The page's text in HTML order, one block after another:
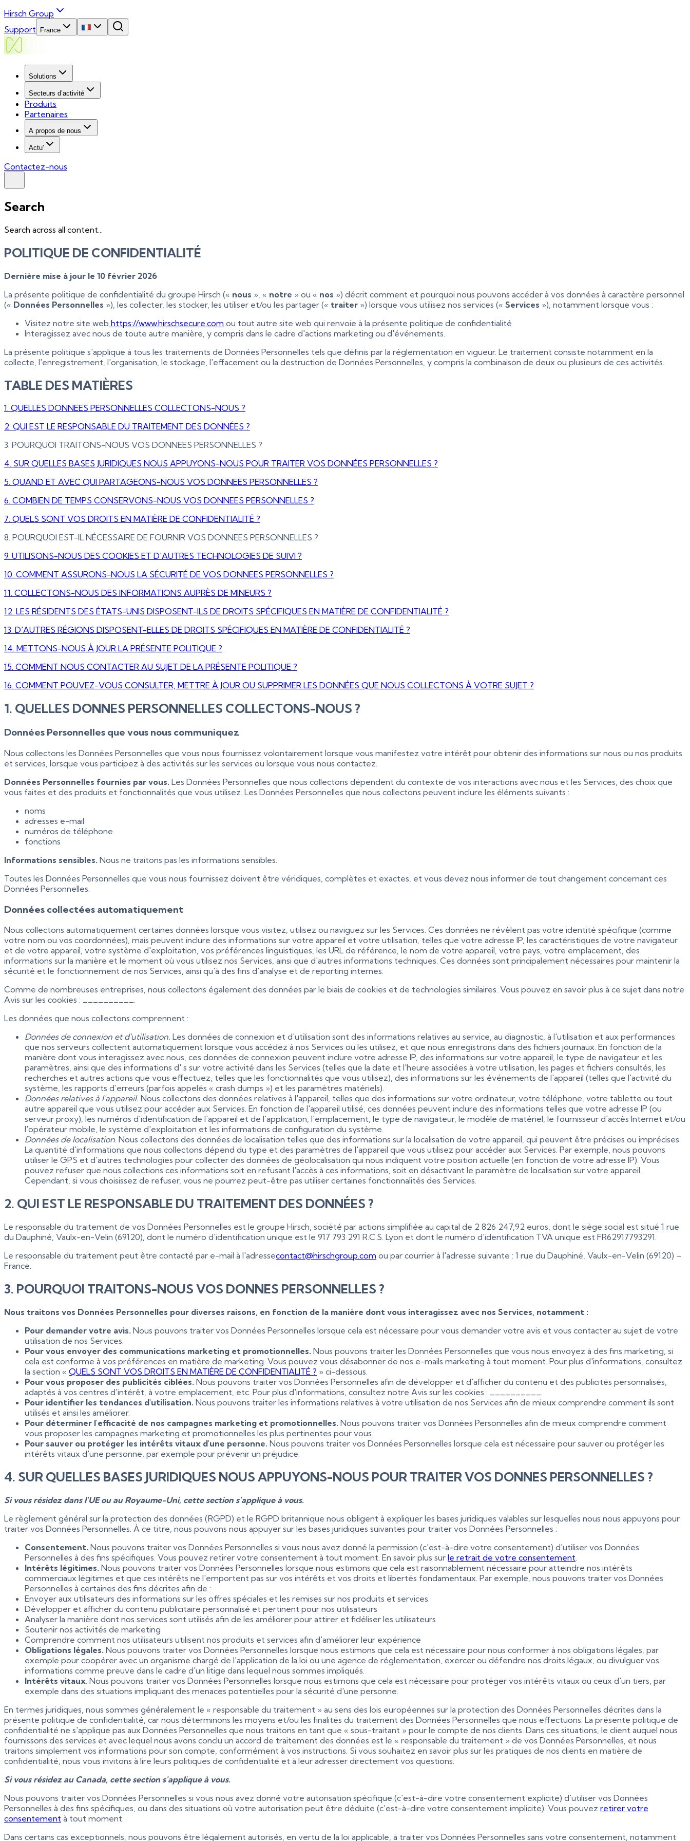
Hirsch Group
Support
France
Solutions
Secteurs d’activité
Produits
Partenaires
A propos de nous
Actu'
Contactez-nous
Search
Search across all content...
POLITIQUE DE CONFIDENTIALITÉ
Dernière mise à jour le 10 février 2026
La présente politique de confidentialité du groupe Hirsch (« nous », « notre » ou « nos ») décrit comment et pourquoi nous pouvons accéder à vos données à caractère personnel
(« Données Personnelles »), les collecter, les stocker, les utiliser et/ou les partager (« traiter ») lorsque vous utilisez nos services (« Services »), notamment lorsque vous :
Visitez notre site web https://www.hirschsecure.com ou tout autre site web qui renvoie à la présente politique de confidentialité
Interagissez avec nous de toute autre manière, y compris dans le cadre d'actions marketing ou d'événements.
La présente politique s'applique à tous les traitements de Données Personnelles tels que définis par la réglementation en vigueur. Le traitement consiste notamment en la
collecte, l'enregistrement, l'organisation, le stockage, l'effacement ou la destruction de Données Personnelles, y compris la combinaison de deux ou plusieurs de ces activités.
TABLE DES MATIÈRES
1. QUELLES DONNEES PERSONNELLES COLLECTONS-NOUS ?
2. QUI EST LE RESPONSABLE DU TRAITEMENT DES DONNÉES ?
3. POURQUOI TRAITONS-NOUS VOS DONNEES PERSONNELLES ?
4. SUR QUELLES BASES JURIDIQUES NOUS APPUYONS-NOUS POUR TRAITER VOS DONNÉES PERSONNELLES ?
5. QUAND ET AVEC QUI PARTAGEONS-NOUS VOS DONNEES PERSONNELLES ?
6. COMBIEN DE TEMPS CONSERVONS-NOUS VOS DONNEES PERSONNELLES ?
7. QUELS SONT VOS DROITS EN MATIÈRE DE CONFIDENTIALITÉ ?
8. POURQUOI EST-IL NÉCESSAIRE DE FOURNIR VOS DONNEES PERSONNELLES ?
9. UTILISONS-NOUS DES COOKIES ET D'AUTRES TECHNOLOGIES DE SUIVI ?
10. COMMENT ASSURONS-NOUS LA SÉCURITÉ DE VOS DONNEES PERSONNELLES ?
11. COLLECTONS-NOUS DES INFORMATIONS AUPRÈS DE MINEURS ?
12. LES RÉSIDENTS DES ÉTATS-UNIS DISPOSENT-ILS DE DROITS SPÉCIFIQUES EN MATIÈRE DE CONFIDENTIALITÉ ?
13. D'AUTRES RÉGIONS DISPOSENT-ELLES DE DROITS SPÉCIFIQUES EN MATIÈRE DE CONFIDENTIALITÉ ?
14. METTONS-NOUS À JOUR LA PRÉSENTE POLITIQUE ?
15. COMMENT NOUS CONTACTER AU SUJET DE LA PRÉSENTE POLITIQUE ?
16. COMMENT POUVEZ-VOUS CONSULTER, METTRE À JOUR OU SUPPRIMER LES DONNÉES QUE NOUS COLLECTONS À VOTRE SUJET ?
1. QUELLES DONNES PERSONNELLES COLLECTONS-NOUS ?
Données Personnelles que vous nous communiquez
Nous collectons les Données Personnelles que vous nous fournissez volontairement lorsque vous manifestez votre intérêt pour obtenir des informations sur nous ou nos produits
et services, lorsque vous participez à des activités sur les services ou lorsque vous nous contactez.
Données Personnelles fournies par vous. Les Données Personnelles que nous collectons dépendent du contexte de vos interactions avec nous et les Services, des choix que
vous faites et des produits et fonctionnalités que vous utilisez. Les Données Personnelles que nous collectons peuvent inclure les éléments suivants :
noms
adresses e-mail
numéros de téléphone
fonctions
Informations sensibles. Nous ne traitons pas les informations sensibles.
Toutes les Données Personnelles que vous nous fournissez doivent être véridiques, complètes et exactes, et vous devez nous informer de tout changement concernant ces
Données Personnelles.
Données collectées automatiquement
Nous collectons automatiquement certaines données lorsque vous visitez, utilisez ou naviguez sur les Services. Ces données ne révèlent pas votre identité spécifique (comme
votre nom ou vos coordonnées), mais peuvent inclure des informations sur votre appareil et votre utilisation, telles que votre adresse IP, les caractéristiques de votre navigateur
et de votre appareil, votre système d'exploitation, vos préférences linguistiques, les URL de référence, le nom de votre appareil, votre pays, votre emplacement, des
informations sur la manière et le moment où vous utilisez nos Services, ainsi que d'autres informations techniques. Ces données sont principalement nécessaires pour maintenir la
sécurité et le fonctionnement de nos Services, ainsi qu'à des fins d'analyse et de reporting internes.
Comme de nombreuses entreprises, nous collectons également des données par le biais de cookies et de technologies similaires. Vous pouvez en savoir plus à ce sujet dans notre
Avis sur les cookies : __________.
Les données que nous collectons comprennent :
Données de connexion et d'utilisation. Les données de connexion et d'utilisation sont des informations relatives au service, au diagnostic, à l'utilisation et aux performances
que nos serveurs collectent automatiquement lorsque vous accédez à nos Services ou les utilisez, et que nous enregistrons dans des fichiers journaux. En fonction de la
manière dont vous interagissez avec nous, ces données de connexion peuvent inclure votre adresse IP, des informations sur votre appareil, le type de navigateur et les
paramètres, ainsi que des informations d' s sur votre activité dans les Services (telles que la date et l'heure associées à votre utilisation, les pages et fichiers consultés, les
recherches et autres actions que vous effectuez, telles que les fonctionnalités que vous utilisez), des informations sur les événements de l'appareil (telles que l'activité du
système, les rapports d'erreurs (parfois appelés « crash dumps ») et les paramètres matériels).
Données relatives à l'appareil. Nous collectons des données relatives à l'appareil, telles que des informations sur votre ordinateur, votre téléphone, votre tablette ou tout
autre appareil que vous utilisez pour accéder aux Services. En fonction de l'appareil utilisé, ces données peuvent inclure des informations telles que votre adresse IP (ou
serveur proxy), les numéros d'identification de l'appareil et de l'application, l'emplacement, le type de navigateur, le modèle de matériel, le fournisseur d'accès Internet et/ou
l'opérateur mobile, le système d'exploitation et les informations de configuration du système.
Données de localisation. Nous collectons des données de localisation telles que des informations sur la localisation de votre appareil, qui peuvent être précises ou imprécises.
La quantité d'informations que nous collectons dépend du type et des paramètres de l'appareil que vous utilisez pour accéder aux Services. Par exemple, nous pouvons
utiliser le GPS et d'autres technologies pour collecter des données de géolocalisation qui nous indiquent votre position actuelle (en fonction de votre adresse IP). Vous
pouvez refuser que nous collections ces informations soit en refusant l'accès à ces informations, soit en désactivant le paramètre de localisation sur votre appareil.
Cependant, si vous choisissez de refuser, vous ne pourrez peut-être pas utiliser certaines fonctionnalités des Services.
2. QUI EST LE RESPONSABLE DU TRAITEMENT DES DONNÉES ?
Le responsable du traitement de vos Données Personnelles est le groupe Hirsch, société par actions simplifiée au capital de 2 826 247,92 euros, dont le siège social est situé 1 rue
du Dauphiné, Vaulx-en-Velin (69120), dont le numéro d'identification unique est le 917 793 291 R.C.S. Lyon et dont le numéro d'identification TVA unique est FR62917793291.
Le responsable du traitement peut être contacté par e-mail à l'adressecontact@hirschgroup.com ou par courrier à l'adresse suivante : 1 rue du Dauphiné, Vaulx-en-Velin (69120) –
France.
3. POURQUOI TRAITONS-NOUS VOS DONNES PERSONNELLES ?
Nous traitons vos Données Personnelles pour diverses raisons, en fonction de la manière dont vous interagissez avec nos Services, notamment :
Pour demander votre avis. Nous pouvons traiter vos Données Personnelles lorsque cela est nécessaire pour vous demander votre avis et vous contacter au sujet de votre
utilisation de nos Services.
Pour vous envoyer des communications marketing et promotionnelles. Nous pouvons traiter les Données Personnelles que vous nous envoyez à des fins marketing, si
cela est conforme à vos préférences en matière de marketing. Vous pouvez vous désabonner de nos e-mails marketing à tout moment. Pour plus d'informations, consultez
la section « QUELS SONT VOS DROITS EN MATIÈRE DE CONFIDENTIALITÉ ? » ci-dessous.
Pour vous proposer des publicités ciblées. Nous pouvons traiter vos Données Personnelles afin de développer et d'afficher du contenu et des publicités personnalisés,
adaptés à vos centres d'intérêt, à votre emplacement, etc. Pour plus d'informations, consultez notre Avis sur les cookies : __________.
Pour identifier les tendances d'utilisation. Nous pouvons traiter les informations relatives à votre utilisation de nos Services afin de mieux comprendre comment ils sont
utilisés et ainsi les améliorer.
Pour déterminer l'efficacité de nos campagnes marketing et promotionnelles. Nous pouvons traiter vos Données Personnelles afin de mieux comprendre comment
vous proposer les campagnes marketing et promotionnelles les plus pertinentes pour vous.
Pour sauver ou protéger les intérêts vitaux d'une personne. Nous pouvons traiter vos Données Personnelles lorsque cela est nécessaire pour sauver ou protéger les
intérêts vitaux d'une personne, par exemple pour prévenir un préjudice.
4. SUR QUELLES BASES JURIDIQUES NOUS APPUYONS-NOUS POUR TRAITER VOS DONNES PERSONNELLES ?
Si vous résidez dans l'UE ou au Royaume-Uni, cette section s'applique à vous.
Le règlement général sur la protection des données (RGPD) et le RGPD britannique nous obligent à expliquer les bases juridiques valables sur lesquelles nous nous appuyons pour
traiter vos Données Personnelles. À ce titre, nous pouvons nous appuyer sur les bases juridiques suivantes pour traiter vos Données Personnelles :
Consentement. Nous pouvons traiter vos Données Personnelles si vous nous avez donné la permission (c'est-à-dire votre consentement) d'utiliser vos Données
Personnelles à des fins spécifiques. Vous pouvez retirer votre consentement à tout moment. En savoir plus sur le retrait de votre consentement
Intérêts légitimes. Nous pouvons traiter vos Données Personnelles lorsque nous estimons que cela est raisonnablement nécessaire pour atteindre nos intérêts
commerciaux légitimes et que ces intérêts ne l'emportent pas sur vos intérêts et vos droits et libertés fondamentaux. Par exemple, nous pouvons traiter vos Données
Personnelles à certaines des fins décrites afin de :
Envoyer aux utilisateurs des informations sur les offres spéciales et les remises sur nos produits et services
Développer et afficher du contenu publicitaire personnalisé et pertinent pour nos utilisateurs
Analyser la manière dont nos services sont utilisés afin de les améliorer pour attirer et fidéliser les utilisateurs
Soutenir nos activités de marketing
Comprendre comment nos utilisateurs utilisent nos produits et services afin d'améliorer leur expérience
Obligations légales. Nous pouvons traiter vos Données Personnelles lorsque nous estimons que cela est nécessaire pour nous conformer à nos obligations légales, par
exemple pour coopérer avec un organisme chargé de l'application de la loi ou une agence de réglementation, exercer ou défendre nos droits légaux, ou divulguer vos
informations comme preuve dans le cadre d'un litige dans lequel nous sommes impliqués.
Intérêts vitaux . Nous pouvons traiter vos Données Personnelles lorsque nous estimons que cela est nécessaire pour protéger vos intérêts vitaux ou ceux d'un tiers, par
exemple dans des situations impliquant des menaces potentielles pour la sécurité d'une personne.
En termes juridiques, nous sommes généralement le « responsable du traitement » au sens des lois européennes sur la protection des Données Personnelles décrites dans la
présente politique de confidentialité, car nous déterminons les moyens et/ou les finalités du traitement des Données Personnelles que nous effectuons. La présente politique de
confidentialité ne s'applique pas aux Données Personnelles que nous traitons en tant que « sous-traitant » pour le compte de nos clients. Dans ces situations, le client auquel nous
fournissons des services et avec lequel nous avons conclu un accord de traitement des données est le « responsable du traitement » de vos Données Personnelles, et nous
traitons simplement vos informations pour son compte, conformément à vos instructions. Si vous souhaitez en savoir plus sur les pratiques de nos clients en matière de
confidentialité, nous vous invitons à lire leurs politiques de confidentialité et à leur adresser directement vos questions.
Si vous résidez au Canada, cette section s'applique à vous.
Nous pouvons traiter vos Données Personnelles si vous nous avez donné votre autorisation spécifique (c'est-à-dire votre consentement explicite) d'utiliser vos Données
Personnelles à des fins spécifiques, ou dans des situations où votre autorisation peut être déduite (c'est-à-dire votre consentement implicite). Vous pouvez retirer votre
consentement à tout moment.
Dans certains cas exceptionnels, nous pouvons être légalement autorisés, en vertu de la loi applicable, à traiter vos Données Personnelles sans votre consentement, notamment